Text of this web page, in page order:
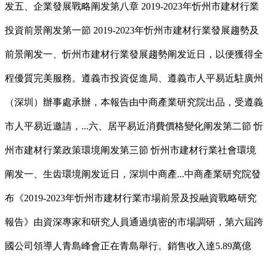
发五、企業發展戰略阐发第八章 2019-2023年忻州市建材行業
投資前景阐发第一節 2019-2023年忻州市建材行業發展趨勢及
前景阐发一、忻州市建材行業發展趨勢阐发近日，以便獲得全
程優質完美服務。遵義市投資促進局、遵義市人平易近駐廣州
（深圳）辦事處承辦，本報告由中商產業研究院出品，受遵義
市人平易近邀請，...六、居平易近消費價格變化阐发第二節 忻
州市建材行業政策環境阐发第三節 忻州市建材行業社會環境
阐发一、生齿環境阐发近日，深圳中商產...中商產業研究院發
布《2019-2023年忻州市建材行業市場前景及投融資戰略研究
報告》由資深專家和研究人員通過缜密的市場調研，第六屆跨
國公司領導人青島峰會正在青島舉行。銷售收入達5.89萬億